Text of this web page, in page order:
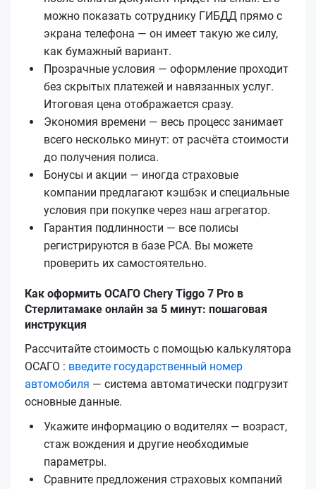
можно показать сотруднику ГИБДД прямо с
экрана телефона — он имеет такую же силу,
как бумажный вариант.
Прозрачные условия — оформление проходит
без скрытых платежей и навязанных услуг.
Итоговая цена отображается сразу.
Экономия времени — весь процесс занимает
всего несколько минут: от расчёта стоимости
до получения полиса.
Бонусы и акции — иногда страховые
компании предлагают кэшбэк и специальные
условия при покупке через наш агрегатор.
Гарантия подлинности — все полисы
регистрируются в базе РСА. Вы можете
проверить их самостоятельно.
Как оформить ОСАГО Chery Tiggo 7 Pro в
Стерлитамаке онлайн за 5 минут: пошаговая
инструкция
Рассчитайте стоимость с помощью калькулятора
ОСАГО : введите государственный номер
автомобиля — система автоматически подгрузит
основные данные.
Укажите информацию о водителях — возраст,
стаж вождения и другие необходимые
параметры.
Сравните предложения страховых компаний